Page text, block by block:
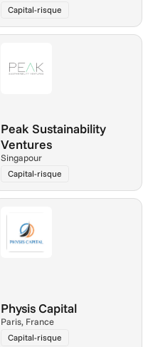
Capital-risque
Peak Sustainability
Ventures
Singapour
Capital-risque
Physis Capital
Paris, France
Capital-risque